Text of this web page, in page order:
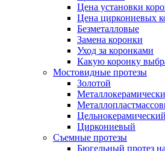
Цена установки
Цена циркониевых
Безметалловые
Замена коронки
Уход за коронками
Какую коронку
Мостовидные протезы
Золотой
Цельнокерамический
Циркониевый
Съемные протезы
Бюгельный протез